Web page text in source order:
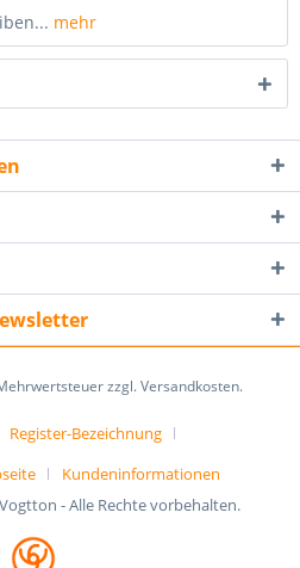
mehr
zzgl. Versandkosten.
Register-Bezeichnung
Kundeninformationen
- Alle Rechte vorbehalten.